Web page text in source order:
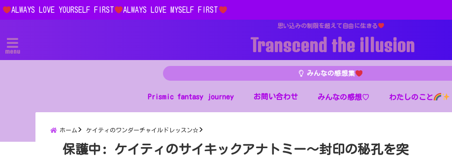
ALWAYS LOVE YOURSELF FIRST ALWAYS LOVE MYSELF FIRST
思い込みの制限を超えて自由に生きる
menu Transcend the illusion
みんなの感想集
Prismic fantasy journey お問い合わせ みんなの感想♡ わたしのこと
ホーム ケイティのワンダーチャイルドレッスン☆
保護中: ケイティのサイキックアナトミー〜封印の秘孔を突